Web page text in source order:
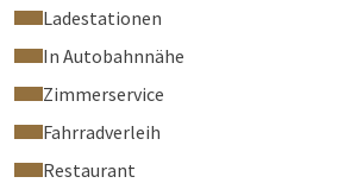
Ladestationen
In Autobahnnähe
Zimmerservice
Fahrradverleih
Restaurant